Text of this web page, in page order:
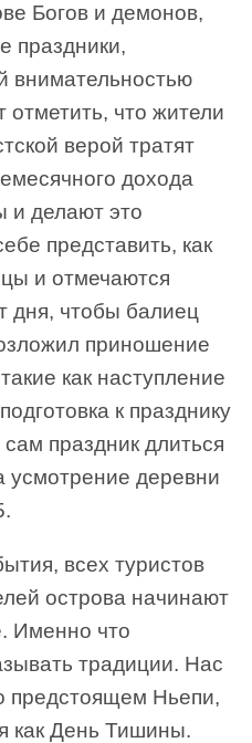
Богов и демонов,
праздники,
внимательностью
отметить, что жители
верой тратят
дохода
и делают это
представить, как
и отмечаются
дня, чтобы балиец
приношение
как наступление
к празднику
праздник длиться
усмотрение деревни
всех туристов
острова начинают
Именно что
традиции. Нас
предстоящем Ньепи,
как День Тишины.